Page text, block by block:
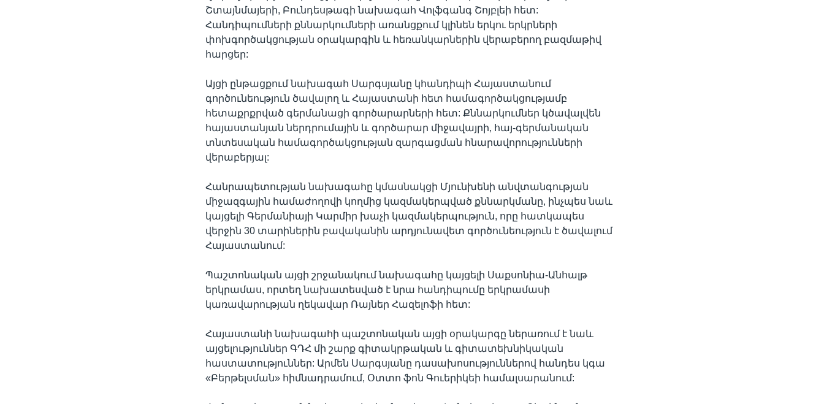
Շտայնմայերի, Բունդեսթագի նախագահ Վոլֆգանգ Շոյբլեի հետ:
Հանդիպումների քննարկումների առանցքում կլինեն երկու երկրների
փոխգործակցության օրակարգին և հեռանկարներին վերաբերող բազմաթիվ
հարցեր:
Այցի ընթացքում նախագահ Սարգսյանը կհանդիպի Հայաստանում
գործունեություն ծավալող և Հայաստանի հետ համագործակցությամբ
հետաքրքրված գերմանացի գործարարների հետ: Քննարկումներ կծավալվեն
հայաստանյան ներդրումային և գործարար միջավայրի, հայ-գերմանական
տնտեսական համագործակցության զարգացման հնարավորությունների
վերաբերյալ:
Հանրապետության նախագահը կմասնակցի Մյունխենի անվտանգության
միջազգային համաժողովի կողմից կազմակերպված քննարկմանը, ինչպես նաև
կայցելի Գերմանիայի Կարմիր խաչի կազմակերպություն, որը հատկապես
վերջին 30 տարիներին բավականին արդյունավետ գործունեություն է ծավալում
Հայաստանում:
Պաշտոնական այցի շրջանակում նախագահը կայցելի Սաքսոնիա-Անհալթ
երկրամաս, որտեղ նախատեսված է նրա հանդիպումը երկրամասի
կառավարության ղեկավար Ռայներ Հազելոֆի հետ:
Հայաստանի նախագահի պաշտոնական այցի օրակարգը ներառում է նաև
այցելություններ ԳԴՀ մի շարք գիտակրթական և գիտատեխնիկական
հաստատություններ: Արմեն Սարգսյանը դասախոսություններով հանդես կգա
«Բերթելսման» հիմնադրամում, Օտտո ֆոն Գուերիկեի համալսարանում: